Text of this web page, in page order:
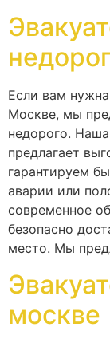
Если вам
Москве, мы
недорого.
предлагает
гарантируем
аварии или
современное
безопасно
место. Мы
москве